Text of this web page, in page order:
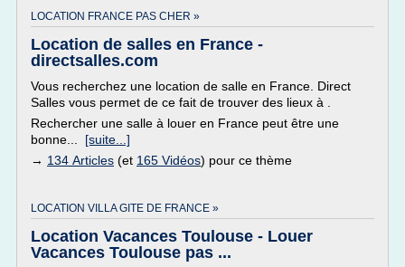
LOCATION FRANCE PAS CHER »
Location de salles en France -
directsalles.com
Vous recherchez une location de salle en France. Direct
Salles vous permet de ce fait de trouver des lieux à .
Rechercher une salle à louer en France peut être une
bonne... [suite...]
→ 134 Articles (et 165 Vidéos) pour ce thème
LOCATION VILLA GITE DE FRANCE »
Location Vacances Toulouse - Louer
Vacances Toulouse pas ...